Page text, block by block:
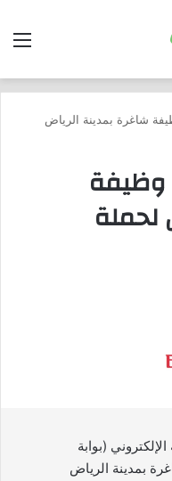
شاغرة بمدينة الرياض
وظيفة
لحملة
(بوابة
بمدينة الرياض